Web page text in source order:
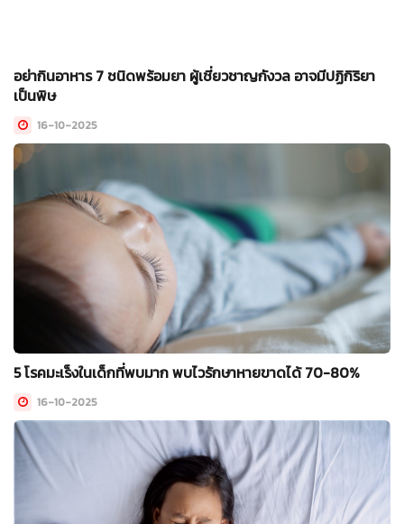
อย่ากินอาหาร 7 ชนิดพร้อมยา ผู้เชี่ยวชาญกังวล อาจมีปฏิกิริยา
เป็นพิษ
16-10-2025
5 โรคมะเร็งในเด็กที่พบมาก พบไวรักษาหายขาดได้ 70-80%
16-10-2025